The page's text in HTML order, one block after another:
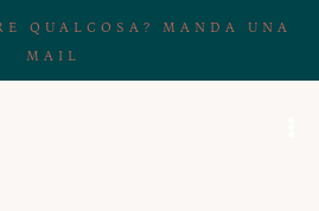
QUALCOSA? MANDA UNA
MAIL